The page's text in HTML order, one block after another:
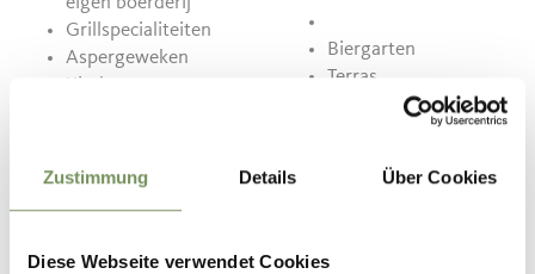
Zustimmung Details Über Cookies
Diese Webseite verwendet Cookies
Grillspecialiteiten
Aspergeweken
Kindermenu
Biergarten
Terras
buses welcome
Contact